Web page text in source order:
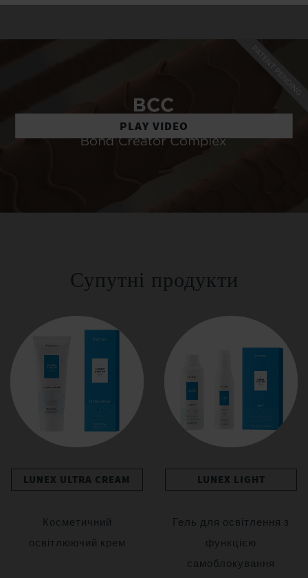
PLAY VIDEO
Супутні продукти
LUNEX ULTRA CREAM
Косметичний
освітлюючий крем
LUNEX LIGHT
Гель для освітлення з
функцією
самоблокування